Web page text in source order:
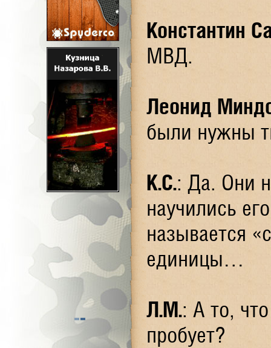
Константин
МВД.
Леонид
были нужны
К.С.: Да. Они
научились
называется
единицы…
Л.М.: А то,
пробует?